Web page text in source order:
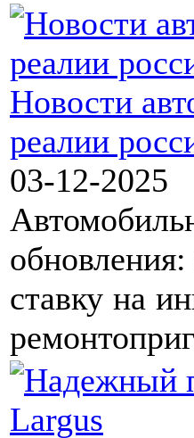
Новости
реалии
03-12-2025
ставку на